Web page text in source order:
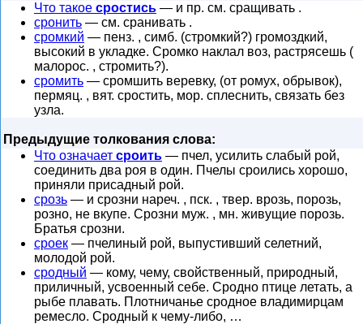
Что такое сростись — и пр. см. сращивать .
сронить — см. сранивать .
сромкий — пенз. , симб. (стромкий?) громоздкий,
высокий в укладке. Сромко наклал воз, растрясешь (
малорос. , стромить?).
сромить — сромшить веревку, (от ромух, обрывок),
пермяц. , вят. сростить, мор. сплеснить, связать без
узла.
Предыдущие толкования слова:
Что означает сроить — пчел, усилить слабый рой,
соединить два роя в один. Пчелы сроились хорошо,
приняли присадный рой.
срозь — и срозни нареч. , пск. , твер. врозь, порозь,
розно, не вкупе. Срозни муж. , мн. живущие порозь.
Братья срозни.
сроек — пчелиный рой, выпустивший селетний,
молодой рой.
сродный — кому, чему, свойственный, природный,
приличный, усвоенный себе. Сродно птице летать, а
рыбе плавать. Плотничанье сродное владимирцам
ремесло. Сродный к чему-либо, …